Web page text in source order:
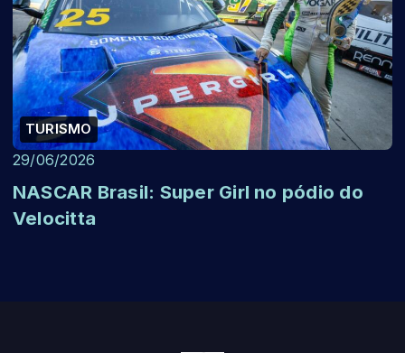
TURISMO
29/06/2026
NASCAR Brasil: Super Girl no pódio do
Velocitta